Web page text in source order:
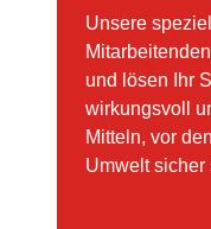
Unsere
und lösen Ihr
wirkungsvoll
Mitteln, vor
Umwelt sicher